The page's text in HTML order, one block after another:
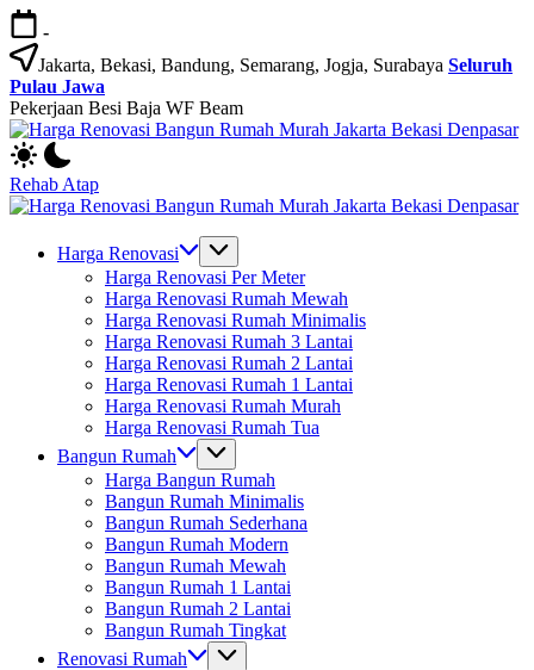
Skip
to
content
-
Jakarta, Bekasi, Bandung, Semarang, Jogja, Surabaya Seluruh
Pulau Jawa
Pekerjaan Besi Baja WF Beam
Jasa
Bangun
Rumah
dan
Rumah
Rehab Atap
Bangun
Rumah
Harga Renovasi
Harga Renovasi Per Meter
Harga Renovasi Rumah Mewah
Harga Renovasi Rumah Minimalis
Harga Renovasi Rumah 3 Lantai
Harga Renovasi Rumah 2 Lantai
Harga Renovasi Rumah 1 Lantai
Harga Renovasi Rumah Murah
Harga Renovasi Rumah Tua
Bangun Rumah
Harga Bangun Rumah
Bangun Rumah Minimalis
Bangun Rumah Sederhana
Bangun Rumah Modern
Bangun Rumah Mewah
Bangun Rumah 1 Lantai
Bangun Rumah 2 Lantai
Bangun Rumah Tingkat
Renovasi Rumah